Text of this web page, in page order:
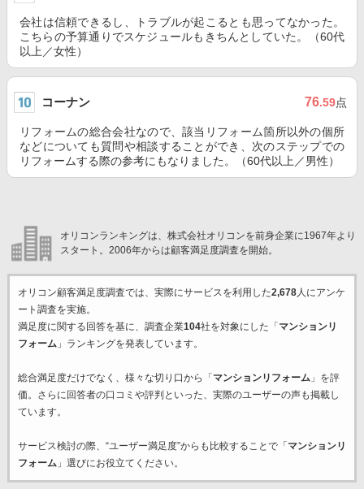
会社は信頼できるし、トラブルが起こるとも思ってなかった。
こちらの予算通りでスケジュールもきちんとしていた。（60代
以上／女性）
コーナン 76.59点
リフォームの総合会社なので、該当リフォーム箇所以外の個所
などについても質問や相談することができ、次のステップでの
リフォームする際の参考にもなりました。（60代以上／男性）
オリコンランキングは、株式会社オリコンを前身企業に1967年より
スタート。2006年からは顧客満足度調査を開始。
オリコン顧客満足度調査では、実際にサービスを利用した2,678人にアンケ
ート調査を実施。
満足度に関する回答を基に、調査企業104社を対象にした「 マンションリ
フォーム」ランキングを発表しています。
総合満足度だけでなく、様々な切り口から「 マンションリフォーム」を評
価。さらに回答者の口コミや評判といった、実際のユーザーの声も掲載し
ています。
サービス検討の際、“ユーザー満足度”からも比較することで「 マンションリ
フォーム」選びにお役立てください。